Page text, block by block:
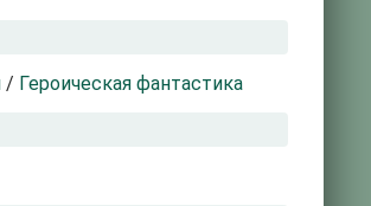
/ Героическая фантастика